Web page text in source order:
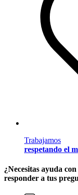
Trabajamos
respetando el
¿Necesitas ayuda
responder a tus